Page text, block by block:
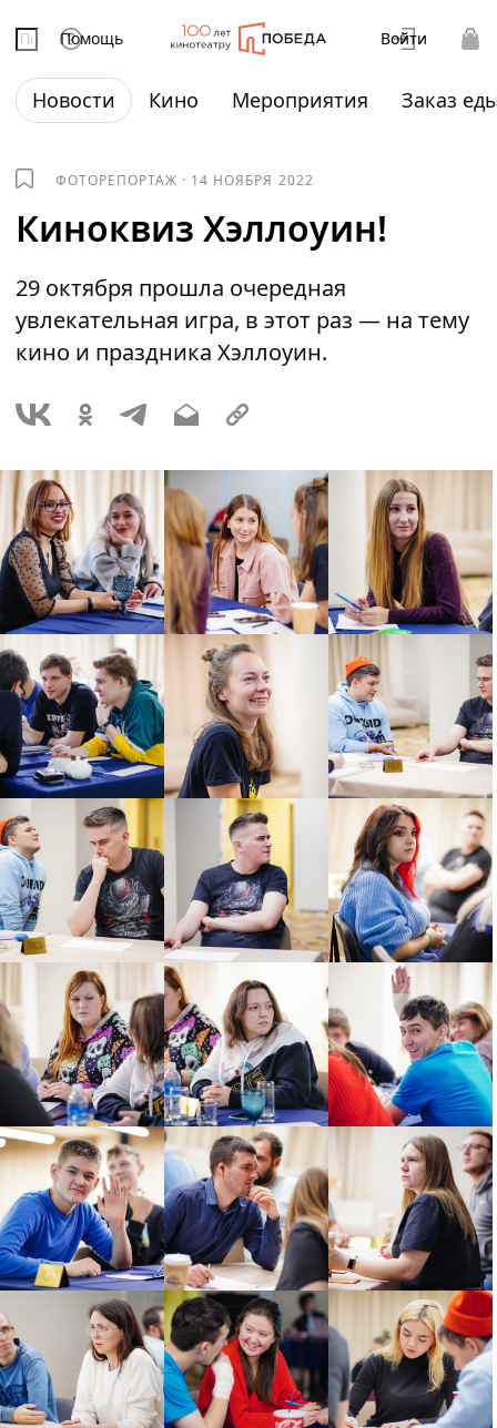
Помощь Войти
Новости Кино Мероприятия Заказ
ФОТОРЕПОРТАЖ · 14 НОЯБРЯ 2022
Киноквиз Хэллоуин!
29 октября прошла очередная
увлекательная игра, в этот раз — на тему
кино и праздника Хэллоуин.